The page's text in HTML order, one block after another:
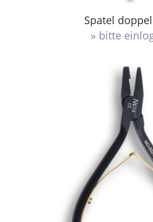
Spatel
» bitte